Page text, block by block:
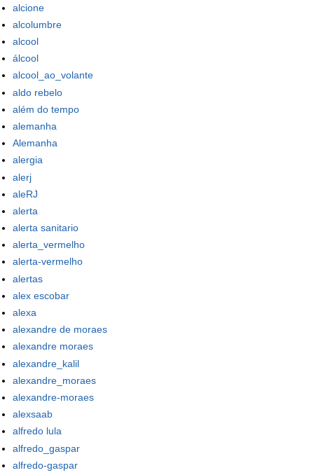
alcione
alcolumbre
alcool
álcool
alcool_ao_volante
aldo rebelo
além do tempo
alemanha
Alemanha
alergia
alerj
aleRJ
alerta
alerta sanitario
alerta_vermelho
alerta-vermelho
alertas
alex escobar
alexa
alexandre de moraes
alexandre moraes
alexandre_kalil
alexandre_moraes
alexandre-moraes
alexsaab
alfredo lula
alfredo_gaspar
alfredo-gaspar